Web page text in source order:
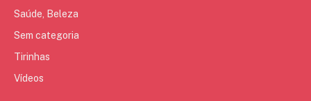
Saúde, Beleza
Sem categoria
Tirinhas
Vídeos